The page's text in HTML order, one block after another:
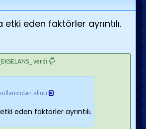
etki eden faktörler ayrıntılı.
_EKSELANS_ verdi
alıntı
eden faktörler ayrıntılı.